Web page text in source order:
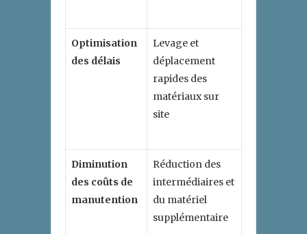
Optimisation
des délais
Levage et
déplacement
rapides des
matériaux sur
site
Diminution
des coûts de
manutention
Réduction des
intermédiaires et
du matériel
supplémentaire